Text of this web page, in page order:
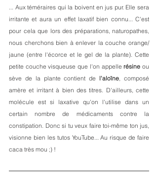
... Aux téméraires qui la boivent en jus pur. Elle sera
irritante et aura un effet laxatif bien connu... C'est
pour cela que lors des préparations, naturopathes,
nous cherchons bien à enlever la couche orange/
jaune (entre l'écorce et le gel de la plante). Cette
petite couche visqueuse que l'on appelle résine ou
sève de la plante contient de l'aloïne, composé
amère et irritant à bien des titres. D'ailleurs, cette
molécule est si laxative qu'on l'utilise dans un
certain nombre de médicaments contre la
constipation. Donc si tu veux faire toi-même ton jus,
visionne bien les tutos YouTube... Au risque de faire
caca très mou ;) !